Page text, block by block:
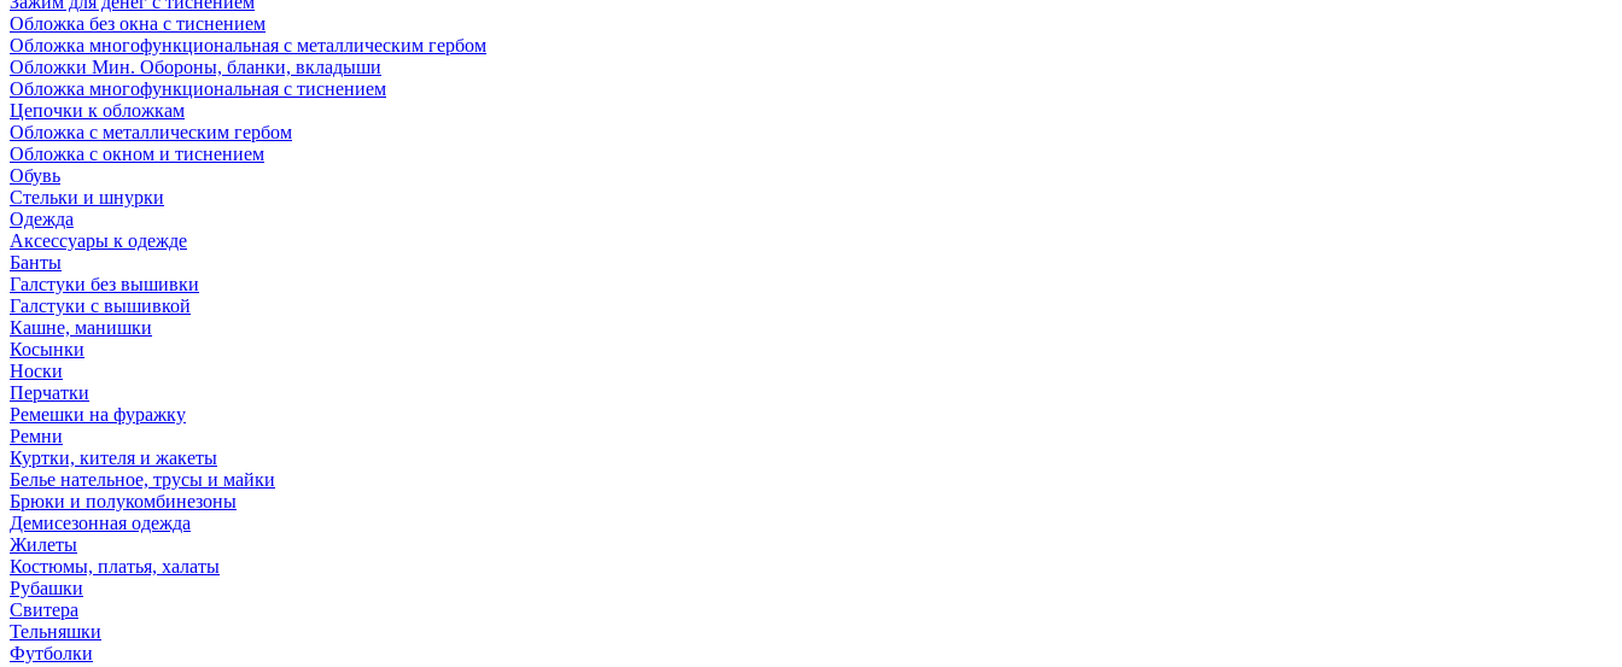
Обложка без окна с тиснением
Обложка многофункциональная с металлическим гербом
Обложки Мин. Обороны, бланки, вкладыши
Обложка многофункциональная с тиснением
Цепочки к обложкам
Обложка с металлическим гербом
Обложка с окном и тиснением
Обувь
Стельки и шнурки
Одежда
Аксессуары к одежде
Банты
Галстуки без вышивки
Галстуки с вышивкой
Кашне, манишки
Косынки
Носки
Перчатки
Ремешки на фуражку
Ремни
Куртки, кителя и жакеты
Белье нательное, трусы и майки
Брюки и полукомбинезоны
Демисезонная одежда
Жилеты
Костюмы, платья, халаты
Рубашки
Свитера
Тельняшки
Футболки